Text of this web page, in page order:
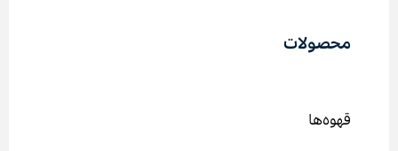
محصولات
قهوه‌ها